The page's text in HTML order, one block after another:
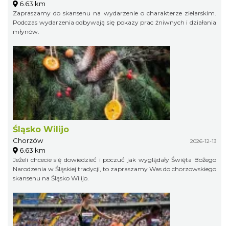
6.63 km
Zapraszamy do skansenu na wydarzenie o charakterze zielarskim.
Podczas wydarzenia odbywają się pokazy prac żniwnych i działania
młynów.
Śląsko Wilijo
Chorzów 2026-12-13
6.63 km
Jeżeli chcecie się dowiedzieć i poczuć jak wyglądały Święta Bożego
Narodzenia w Śląskiej tradycji, to zapraszamy Was do chorzowskiego
skansenu na Śląsko Wilijo.